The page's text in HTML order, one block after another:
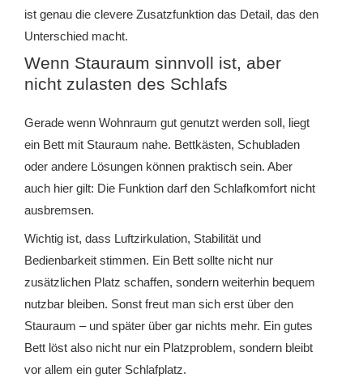
ist genau die clevere Zusatzfunktion das Detail, das den
Unterschied macht.
Wenn Stauraum sinnvoll ist, aber
nicht zulasten des Schlafs
Gerade wenn Wohnraum gut genutzt werden soll, liegt
ein Bett mit Stauraum nahe. Bettkästen, Schubladen
oder andere Lösungen können praktisch sein. Aber
auch hier gilt: Die Funktion darf den Schlafkomfort nicht
ausbremsen.
Wichtig ist, dass Luftzirkulation, Stabilität und
Bedienbarkeit stimmen. Ein Bett sollte nicht nur
zusätzlichen Platz schaffen, sondern weiterhin bequem
nutzbar bleiben. Sonst freut man sich erst über den
Stauraum – und später über gar nichts mehr. Ein gutes
Bett löst also nicht nur ein Platzproblem, sondern bleibt
vor allem ein guter Schlafplatz.